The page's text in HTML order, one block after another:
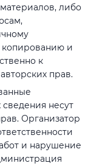
либо
копированию и
к
прав.
несут
Организатор
и нарушение